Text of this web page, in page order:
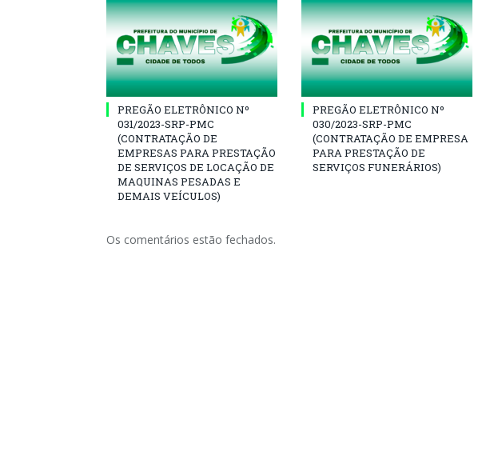
PREGÃO ELETRÔNICO Nº
031/2023-SRP-PMC
(CONTRATAÇÃO DE
EMPRESAS PARA PRESTAÇÃO
DE SERVIÇOS DE LOCAÇÃO DE
MAQUINAS PESADAS E
DEMAIS VEÍCULOS)
PREGÃO ELETRÔNICO Nº
030/2023-SRP-PMC
(CONTRATAÇÃO DE EMPRESA
PARA PRESTAÇÃO DE
SERVIÇOS FUNERÁRIOS)
Os comentários estão fechados.